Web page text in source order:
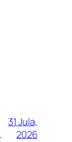
31 Jula,
2026